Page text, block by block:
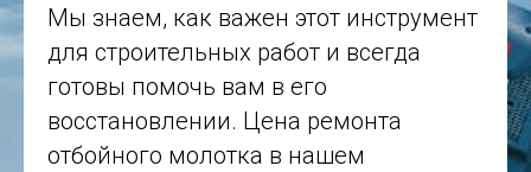
Мы знаем, как важен этот инструмент
для строительных работ и всегда
готовы помочь вам в его
восстановлении. Цена ремонта
отбойного молотка в нашем